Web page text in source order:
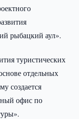
рыбацкий аул».
туристических
отдельных
создается
офис по